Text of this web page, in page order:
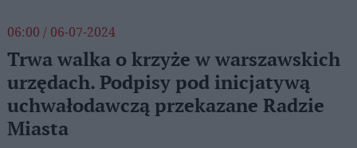
06:00 / 06-07-2024
Trwa walka o krzyże w warszawskich
urzędach. Podpisy pod inicjatywą
uchwałodawczą przekazane Radzie
Miasta